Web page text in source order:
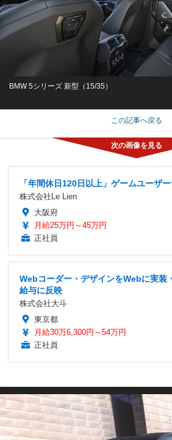
BMW 5シリーズ 新型（15/35）
この記事へ戻る
「年間休日120日以上」ゲームユーザ
株式会社Le Lien
大阪府
月給25万円～45万円
正社員
Webコーダー・デザインをWebに実装
給与に反映
株式会社大斗
東京都
月給30万6,300円～54万円
正社員